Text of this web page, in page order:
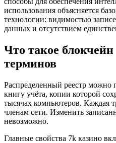
использования объясняется
технологии: видимостью
данных и отсутствием
Что такое
терминов
Распределенный реестр можно
книгу учёта, копии которой
тысячах компьютеров. Каждая
членам сети. Изменить
невозможно.
Главные свойства 7k казино